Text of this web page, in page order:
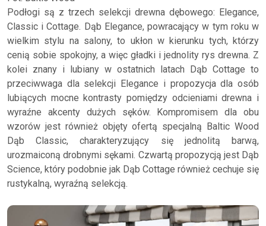
Podłogi są z trzech selekcji drewna dębowego: Elegance,
Classic i Cottage. Dąb Elegance, powracający w tym roku w
wielkim stylu na salony, to ukłon w kierunku tych, którzy
cenią sobie spokojny, a więc gładki i jednolity rys drewna. Z
kolei znany i lubiany w ostatnich latach Dąb Cottage to
przeciwwaga dla selekcji Elegance i propozycja dla osób
lubiących mocne kontrasty pomiędzy odcieniami drewna i
wyraźne akcenty dużych sęków. Kompromisem dla obu
wzorów jest również objęty ofertą specjalną Baltic Wood
Dąb Classic, charakteryzujący się jednolitą barwą,
urozmaiconą drobnymi sękami. Czwartą propozycją jest Dąb
Science, który podobnie jak Dąb Cottage również cechuje się
rustykalną, wyraźną selekcją.